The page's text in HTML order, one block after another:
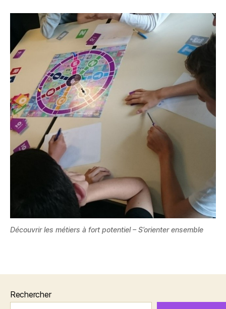
Découvrir les métiers à fort potentiel – S’orienter ensemble
Rechercher